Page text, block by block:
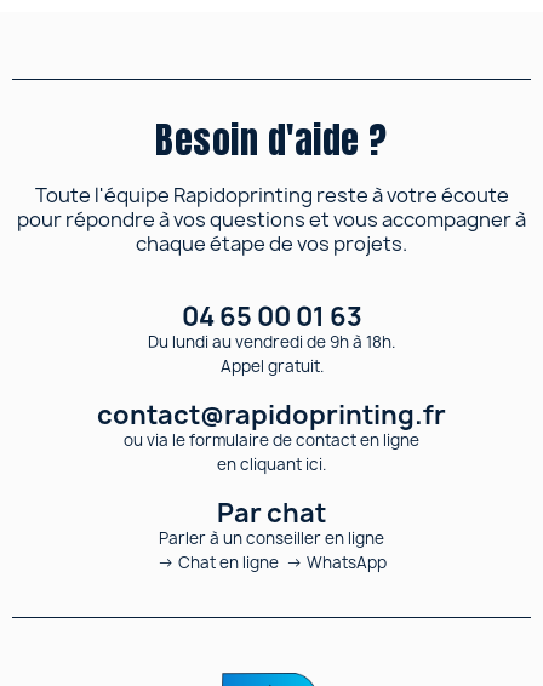
Besoin d'aide ?
Toute l'équipe Rapidoprinting reste à votre écoute
pour répondre à vos questions et vous accompagner à
chaque étape de vos projets.
04 65 00 01 63
Du lundi au vendredi de 9h à 18h.
Appel gratuit.
contact@rapidoprinting.fr
ou via le formulaire de contact en ligne
en cliquant ici.
Par chat
Parler à un conseiller en ligne
→ Chat en ligne → WhatsApp